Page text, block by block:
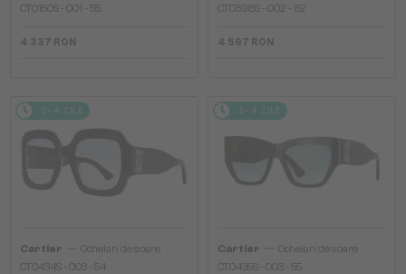
CT0150S - 001 - 55
4 337 RON
CT0398S - 002 - 62
4 597 RON
2-4 ZILE
Cartier
Ochelari de soare
CT0434S - 003 - 54
2-4 ZILE
Cartier
Ochelari de soare
CT0435S - 003 - 55